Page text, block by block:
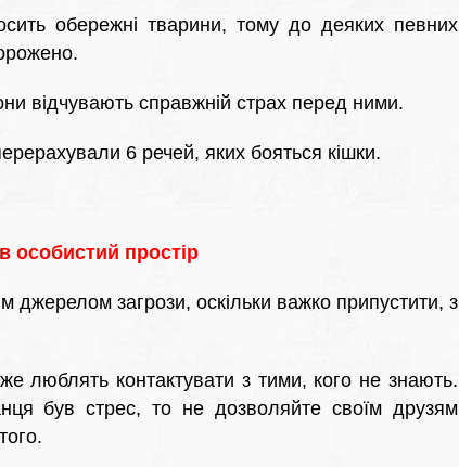
обережні тварини, тому до деяких певних
відчувають справжній страх перед ними.
6 речей, яких бояться кішки.
особистий простір
джерелом загрози, оскільки важко припустити, з
люблять контактувати з тими, кого не знають.
був стрес, то не дозволяйте своїм друзям